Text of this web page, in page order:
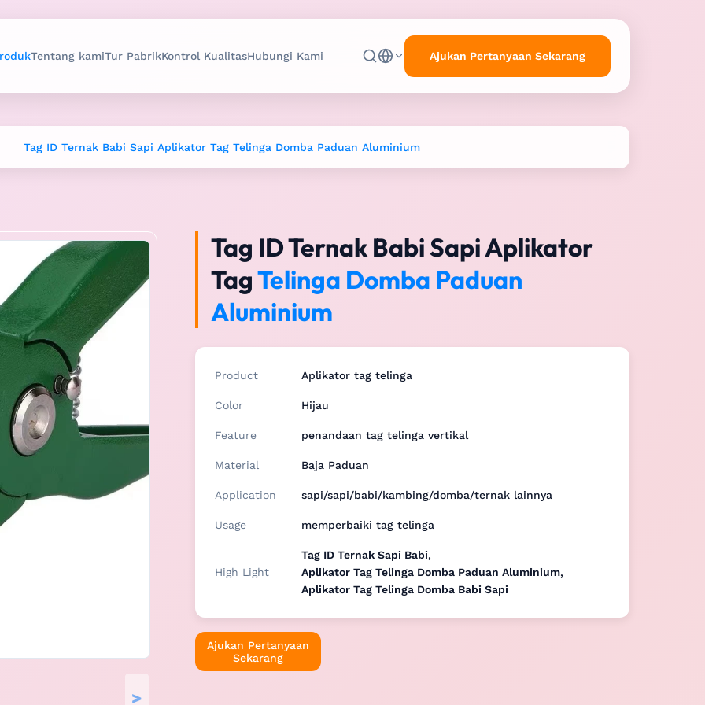
Tentang kamiTur PabrikKontrol KualitasHubungi Kami Ajukan Pertanyaan Sekarang
Tag ID Ternak Babi Sapi Aplikator Tag Telinga Domba Paduan Aluminium
>
Tag ID Ternak Babi Sapi Aplikator
TagTelinga Domba Paduan
Aluminium
Product Aplikator tag telinga
Color Hijau
Feature penandaan tag telinga vertikal
Material Baja Paduan
Application sapi/sapi/babi/kambing/domba/ternak lainnya
Usage memperbaiki tag telinga
High Light
Tag ID Ternak Sapi Babi,
Aplikator Tag Telinga Domba Paduan Aluminium,
Aplikator Tag Telinga Domba Babi Sapi
Ajukan Pertanyaan
Sekarang